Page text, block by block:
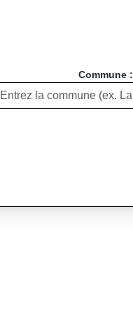
Commune :